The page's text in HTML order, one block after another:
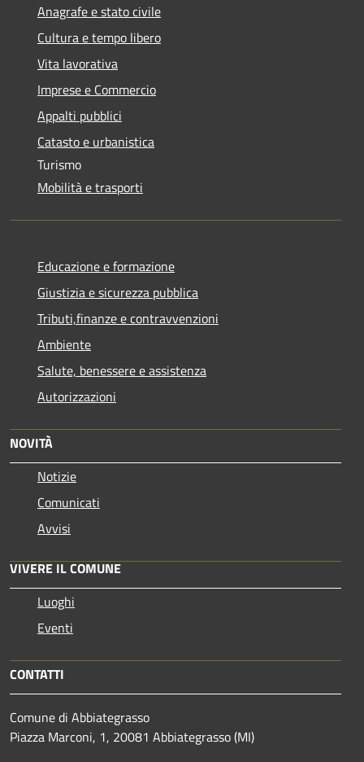
Anagrafe e stato civile
Cultura e tempo libero
Vita lavorativa
Imprese e Commercio
Appalti pubblici
Catasto e urbanistica
Turismo
Mobilità e trasporti
Educazione e formazione
Giustizia e sicurezza pubblica
Tributi,finanze e contravvenzioni
Ambiente
Salute, benessere e assistenza
Autorizzazioni
NOVITÀ
Notizie
Comunicati
Avvisi
VIVERE IL COMUNE
Luoghi
Eventi
CONTATTI
Comune di Abbiategrasso
Piazza Marconi, 1, 20081 Abbiategrasso (MI)